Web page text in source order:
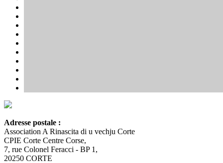
Adresse postale :
Association A Rinascita di u vechju Corte
CPIE Corte Centre Corse,
7, rue Colonel Feracci - BP 1,
20250 CORTE